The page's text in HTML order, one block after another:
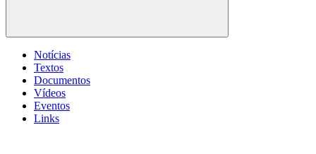
Buscar
Notícias
Textos
Documentos
Vídeos
Eventos
Links